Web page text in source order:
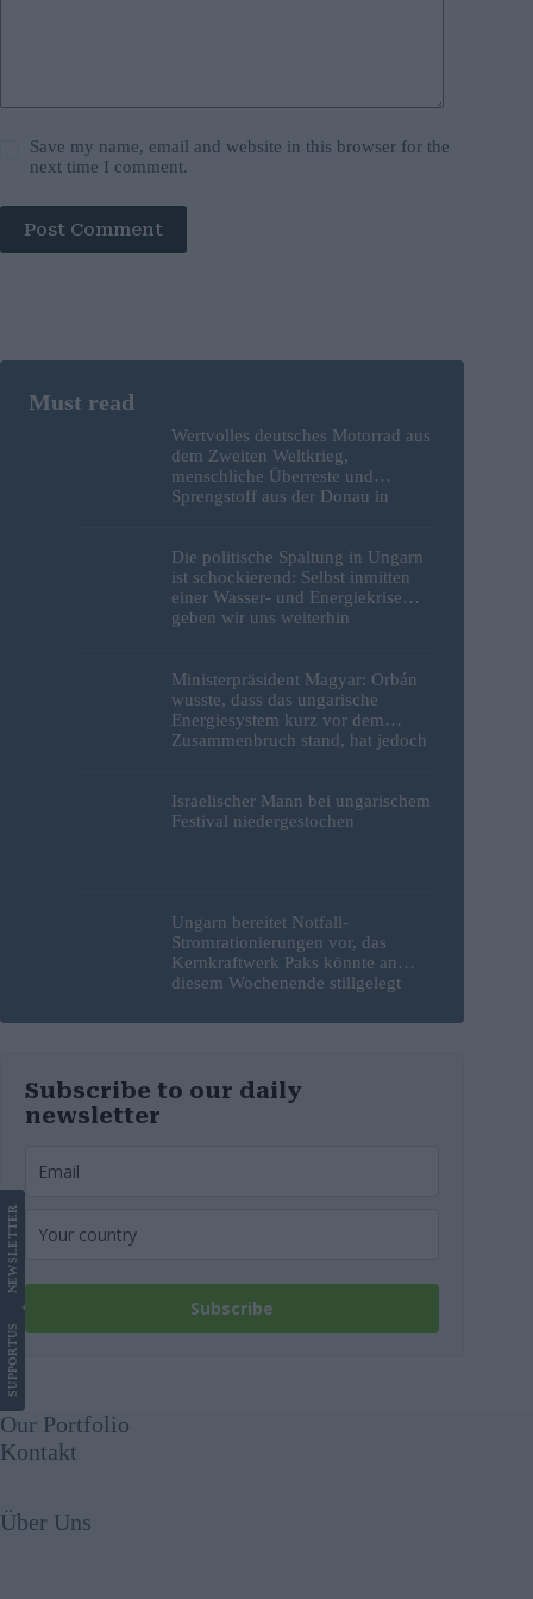
Save my name, email and website in this browser for the
next time I comment.
Post Comment
Wertvolles deutsches Motorrad aus
dem Zweiten Weltkrieg,
menschliche Überreste und
Sprengstoff aus der Donau in
Die politische Spaltung in Ungarn
ist schockierend: Selbst inmitten
einer Wasser- und Energiekrise
geben wir uns weiterhin
Ministerpräsident Magyar: Orbán
wusste, dass das ungarische
Energiesystem kurz vor dem
Zusammenbruch stand, hat jedoch
Israelischer Mann bei ungarischem
Festival niedergestochen
Ungarn bereitet Notfall-
Stromrationierungen vor, das
Kernkraftwerk Paks könnte an
diesem Wochenende stillgelegt
Subscribe to our daily
newsletter
Subscribe
SUPPORT
US
NEWS
LETTER
Our Portfolio
Kontakt
Über Uns